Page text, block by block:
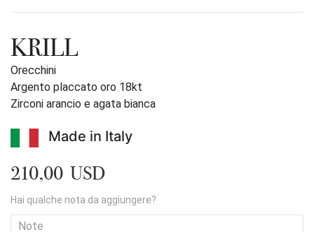
KRILL
Orecchini
Argento placcato oro 18kt
Zirconi arancio e agata bianca
Made in Italy
210,00 USD
Hai qualche nota da aggiungere?